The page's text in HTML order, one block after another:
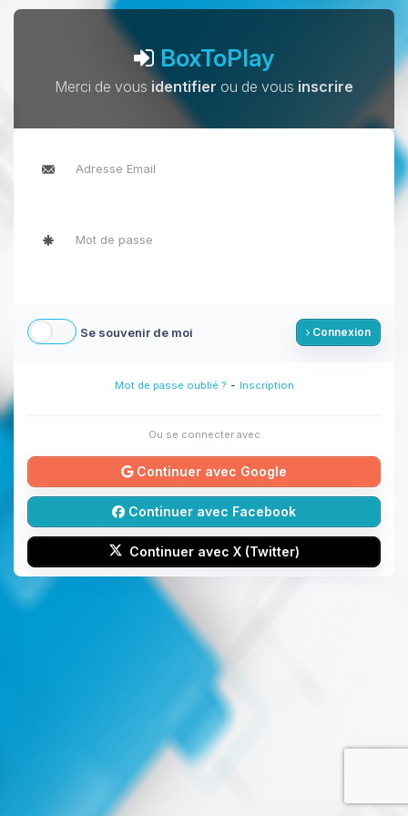
BoxToPlay
Merci de vous identifier ou de vous inscrire
Se souvenir de moi Connexion
Mot de passe oublié ? - Inscription
Ou se connecter avec
Continuer avec Google
Continuer avec Facebook
Continuer avec X (Twitter)